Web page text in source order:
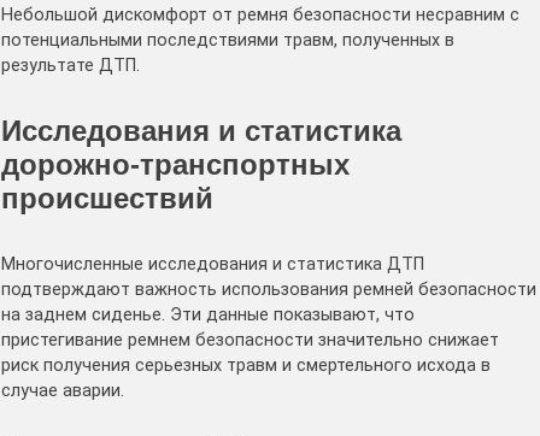
Небольшой дискомфорт от ремня безопасности несравним с
потенциальными последствиями травм, полученных в
результате ДТП.
Исследования и статистика
дорожно-транспортных
происшествий
Многочисленные исследования и статистика ДТП
подтверждают важность использования ремней безопасности
на заднем сиденье. Эти данные показывают, что
пристегивание ремнем безопасности значительно снижает
риск получения серьезных травм и смертельного исхода в
случае аварии.